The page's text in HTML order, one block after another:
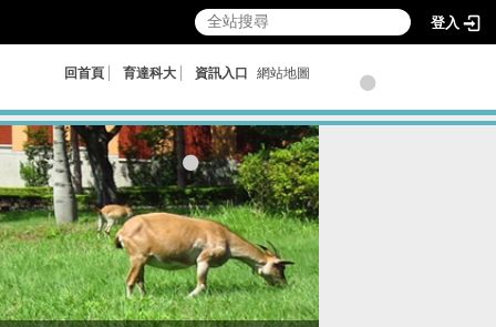
登入
回首頁 育達科大 資訊入口 網站地圖